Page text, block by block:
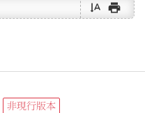
text_rotate_vertical print
非現行版本